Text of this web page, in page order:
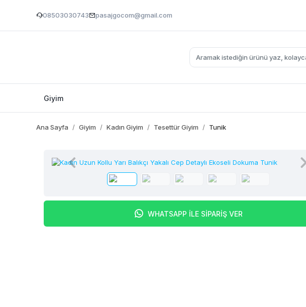
08503030743 pasajgocom@gmail.com
Giyim
Ana Sayfa Giyim Kadın Giyim Tesettür Giyim Tunik
WHATSAPP İLE SİPARİŞ VER